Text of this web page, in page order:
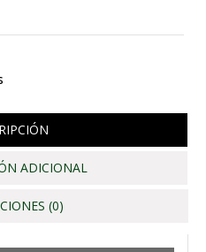
ADICIONAL
(0)